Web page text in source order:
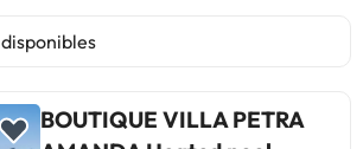
disponibles
BOUTIQUE VILLA PETRA